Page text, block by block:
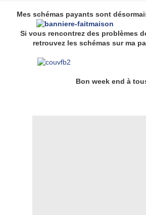
Mes schémas payants sont
Si vous rencontrez des problèmes
retrouvez les schémas sur ma
Bon week end à